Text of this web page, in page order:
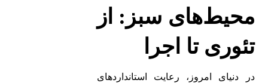
محیط‌های سبز: از
تئوری تا اجرا
در دنیای امروز، رعایت استانداردهای